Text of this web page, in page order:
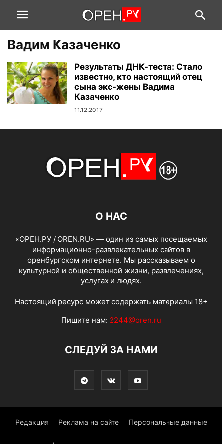
Вадим Казаченко
Результаты ДНК-теста: Стало
известно, кто настоящий отец
сына экс-жены Вадима
Казаченко
11.12.2017
О НАС
«ОРЕН.РУ / OREN.RU» — один из самых посещаемых
информационно-развлекательных сайтов в
оренбургском интернете. Мы рассказываем о
культурной и общественной жизни, развлечениях,
услугах и людях.
Настоящий ресурс может содержать материалы 18+
Пишите нам: 2244@oren.ru
СЛЕДУЙ ЗА НАМИ
Редакция Реклама на сайте Персональные данные